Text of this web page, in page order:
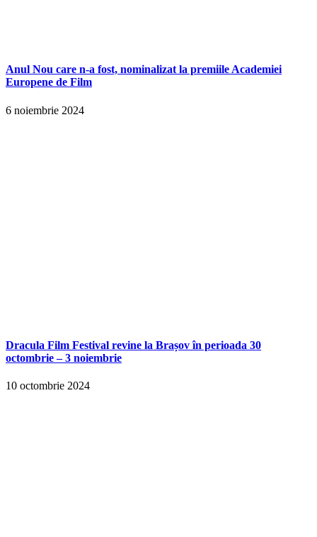
Anul Nou care n-a fost, nominalizat la premiile Academiei
Europene de Film
6 noiembrie 2024
Dracula Film Festival revine la Brașov în perioada 30
octombrie – 3 noiembrie
10 octombrie 2024